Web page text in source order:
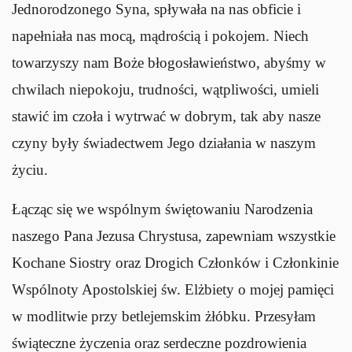
Jednorodzonego Syna, spływała na nas obficie i
napełniała nas mocą, mądrością i pokojem. Niech
towarzyszy nam Boże błogosławieństwo, abyśmy w
chwilach niepokoju, trudności, wątpliwości, umieli
stawić im czoła i wytrwać w dobrym, tak aby nasze
czyny były świadectwem Jego działania w naszym
życiu.
Łącząc się we wspólnym świętowaniu Narodzenia
naszego Pana Jezusa Chrystusa, zapewniam wszystkie
Kochane Siostry oraz Drogich Członków i Członkinie
Wspólnoty Apostolskiej św. Elżbiety o mojej pamięci
w modlitwie przy betlejemskim żłóbku. Przesyłam
świąteczne życzenia oraz serdeczne pozdrowienia